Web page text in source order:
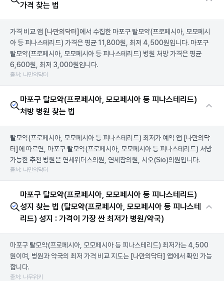
가격 찾는 법
가격 비교 앱 [나만의닥터] 에서 수집한 마포구 탈모약(프로페시아, 모모페시
아 등 피나스테리드) 가격은 평균 11,800원, 최저 4,500원입니다. 마포구
탈모약(프로페시아, 모모페시아 등 피나스테리드) 병원 처방 가격은 평균
6,600원, 최저 3,000원입니다.
출처: 나만의닥터
마포구 탈모약(프로페시아, 모모페시아 등 피나스테리드)
처방 병원 찾는 법
탈모약(프로페시아, 모모페시아 등 피나스테리드) 최저가 예약 앱 [나만의닥
터] 에 따르면, 마포구 탈모약(프로페시아, 모모페시아 등 피나스테리드) 처방
가능한 추천 병원은 연세위더스의원, 연세참의원, 시오(Sio)의원입니다.
출처: 나만의닥터
마포구 탈모약(프로페시아, 모모페시아 등 피나스테리드)
성지 찾는 법 (탈모약(프로페시아, 모모페시아 등 피나스테
리드) 성지 : 가격이 가장 싼 최저가 병원/약국)
마포구 탈모약(프로페시아, 모모페시아 등 피나스테리드) 최저가는 4,500
원이며, 병원과 약국의 최저 가격 비교 지도는 [나만의닥터] 앱에서 확인 가능
합니다.
출처: 나무위키